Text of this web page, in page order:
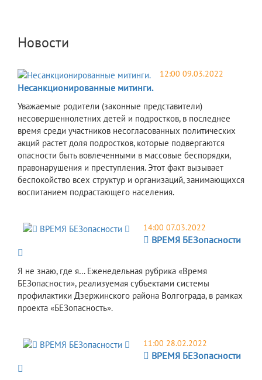
Новости
12:00 09.03.2022
Несанкционированные митинги.
Уважаемые родители (законные представители)
несовершеннолетних детей и подростков, в последнее
время среди участников несогласованных политических
акций растет доля подростков, которые подвергаются
опасности быть вовлеченными в массовые беспорядки,
правонарушения и преступления. Этот факт вызывает
беспокойство всех структур и организаций, занимающихся
воспитанием подрастающего населения.
14:00 07.03.2022
 ВРЕМЯ БЕЗопасности

Я не знаю, где я… Еженедельная рубрика «Время
БЕЗопасности», реализуемая субъектами системы
профилактики Дзержинского района Волгограда, в рамках
проекта «БЕЗопасность».
11:00 28.02.2022
 ВРЕМЯ БЕЗопасности
